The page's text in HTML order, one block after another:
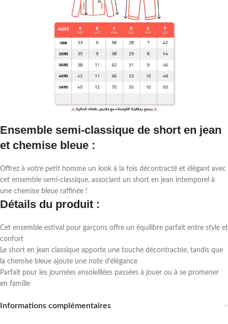
Ensemble semi-classique de short en jean
et chemise bleue :
Offrez à votre petit homme un look à la fois décontracté et élégant avec
cet ensemble semi-classique, associant un short en jean intemporel à
une chemise bleue raffinée !
Détails du produit :
Cet ensemble estival pour garçons offre un équilibre parfait entre style et
confort
Le short en jean classique apporte une touche décontractée, tandis que
la chemise bleue ajoute une note d’élégance
Parfait pour les journées ensoleillées passées à jouer ou à se promener
en famille
Informations complémentaires